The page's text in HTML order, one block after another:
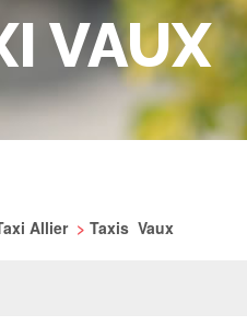
VAUX
Allier > Taxis Vaux